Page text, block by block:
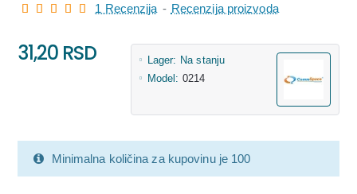
1 Recenzija - Recenzija proizvoda
31,20 RSD Lager: Na stanju
Model: 0214
Minimalna količina za kupovinu je 100